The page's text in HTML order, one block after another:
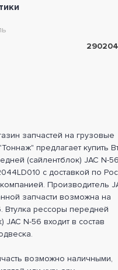
запчастей на грузовые
предлагает купить
(сайлентблок) JAC N-56
с доставкой по
Производитель
запчасти возможна на
Втулка рессоры передней
JAC N-56 входит в состав
возможно наличными,